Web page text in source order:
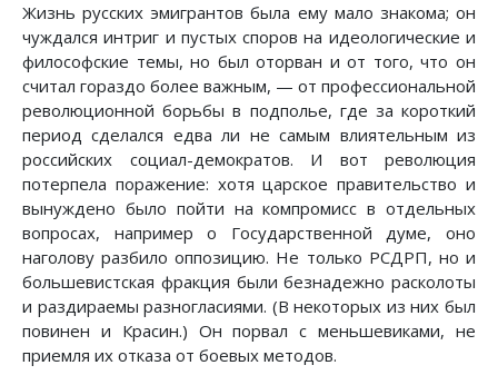
Жизнь русских эмигрантов была ему мало знакома; он
чуждался интриг и пустых споров на идеологические и
философские темы, но был оторван и от того, что он
считал гораздо более важным, — от профессиональной
революционной борьбы в подполье, где за короткий
период сделался едва ли не самым влиятельным из
российских социал-демократов. И вот революция
потерпела поражение: хотя царское правительство и
вынуждено было пойти на компромисс в отдельных
вопросах, например о Государственной думе, оно
наголову разбило оппозицию. Не только РСДРП, но и
большевистская фракция были безнадежно расколоты
и раздираемы разногласиями. (В некоторых из них был
повинен и Красин.) Он порвал с меньшевиками, не
приемля их отказа от боевых методов.